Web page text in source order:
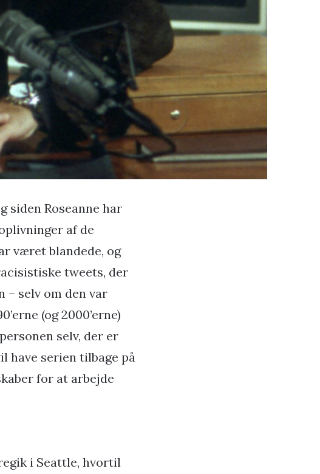
siden Roseanne har
af de
været blandede, og
tweets, der
selv om den var
(og 2000’erne)
selv, der er
have serien tilbage på
for at arbejde
i Seattle, hvortil